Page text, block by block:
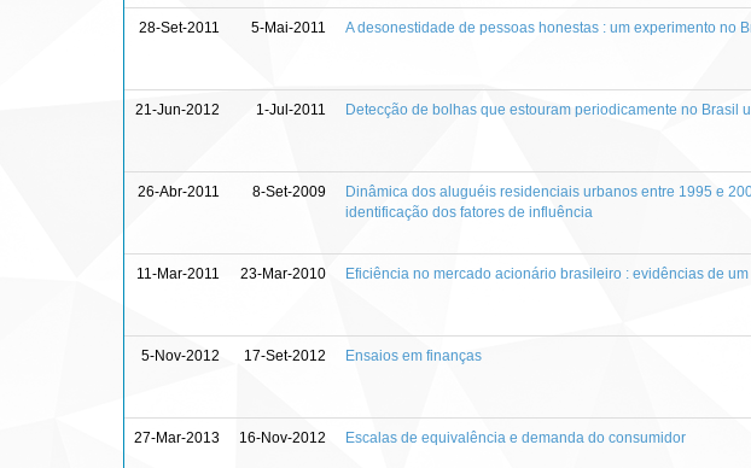
28-Set-2011 5-Mai-2011 A desonestidade de pessoas honestas : um experimento no
21-Jun-2012 1-Jul-2011 Detecção de bolhas que estouram periodicamente no Brasil
26-Abr-2011 8-Set-2009
Dinâmica dos aluguéis residenciais urbanos entre 1995 e
identificação dos fatores de influência
11-Mar-2011 23-Mar-2010 Eficiência no mercado acionário brasileiro : evidências de
5-Nov-2012 17-Set-2012 Ensaios em finanças
27-Mar-2013 16-Nov-2012 Escalas de equivalência e demanda do consumidor